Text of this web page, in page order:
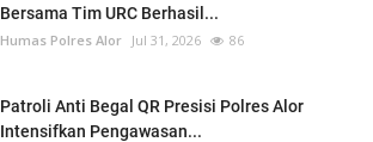
Bersama Tim URC Berhasil...
Humas Polres Alor Jul 31, 2026 86
Patroli Anti Begal QR Presisi Polres Alor
Intensifkan Pengawasan...